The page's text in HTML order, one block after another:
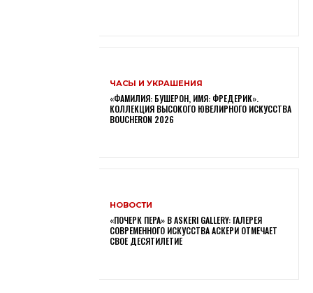
ЧАСЫ И УКРАШЕНИЯ
«ФАМИЛИЯ: БУШЕРОН, ИМЯ: ФРЕДЕРИК».
КОЛЛЕКЦИЯ ВЫСОКОГО ЮВЕЛИРНОГО ИСКУССТВА
BOUCHERON 2026
НОВОСТИ
«ПОЧЕРК ПЕРА» В ASKERI GALLERY: ГАЛЕРЕЯ
СОВРЕМЕННОГО ИСКУССТВА АСКЕРИ ОТМЕЧАЕТ
СВОЕ ДЕСЯТИЛЕТИЕ